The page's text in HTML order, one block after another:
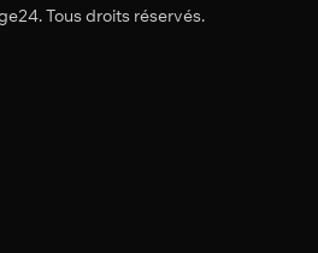
Tous droits réservés.